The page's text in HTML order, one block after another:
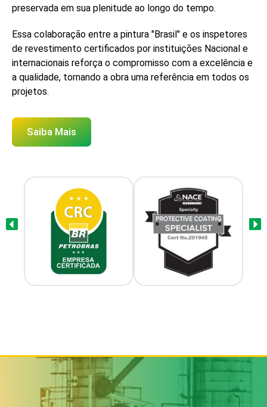
preservada em sua plenitude ao longo do tempo.
Essa colaboração entre a pintura "Brasil" e os inspetores
de revestimento certificados por instituições Nacional e
internacionais reforça o compromisso com a excelência e
a qualidade, tornando a obra uma referência em todos os
projetos.
Saiba Mais